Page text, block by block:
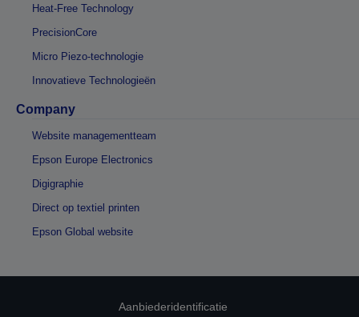
Heat-Free Technology
PrecisionCore
Micro Piezo-technologie
Innovatieve Technologieën
Company
Website managementteam
Epson Europe Electronics
Digigraphie
Direct op textiel printen
Epson Global website
Aanbiederidentificatie